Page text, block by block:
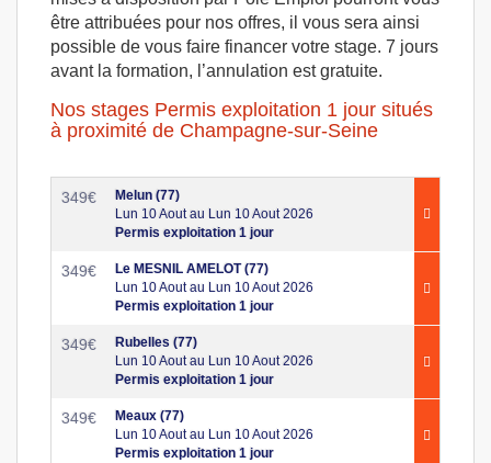
être attribuées pour nos offres, il vous sera ainsi
possible de vous faire financer votre stage. 7 jours
avant la formation, l’annulation est gratuite.
Nos stages Permis exploitation 1 jour situés
à proximité de Champagne-sur-Seine
349€
Melun (77)
Lun 10 Aout au Lun 10 Aout 2026
Permis exploitation 1 jour
349€
Le MESNIL AMELOT (77)
Lun 10 Aout au Lun 10 Aout 2026
Permis exploitation 1 jour
349€
Rubelles (77)
Lun 10 Aout au Lun 10 Aout 2026
Permis exploitation 1 jour
349€
Meaux (77)
Lun 10 Aout au Lun 10 Aout 2026
Permis exploitation 1 jour